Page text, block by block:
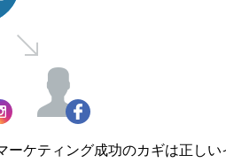
ーケティング成功のカギは正し